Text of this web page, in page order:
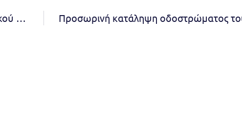
Προσωρινή παράκαμψη λόγω των έργων αποχετευτικού δικτύου προς την είσοδο του 2 ου Δημοτικού Πεντέλης